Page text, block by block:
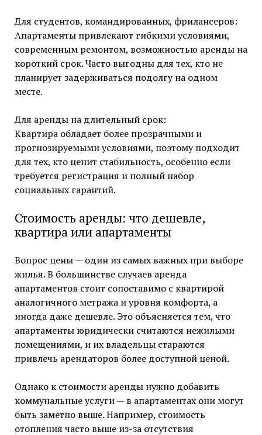
Для студентов, командированных, фрилансеров:
Апартаменты привлекают гибкими условиями,
современным ремонтом, возможностью аренды на
короткий срок. Часто выгодны для тех, кто не
планирует задерживаться подолгу на одном
месте.
Для аренды на длительный срок:
Квартира обладает более прозрачными и
прогнозируемыми условиями, поэтому подходит
для тех, кто ценит стабильность, особенно если
требуется регистрация и полный набор
социальных гарантий.
Стоимость аренды: что дешевле,
квартира или апартаменты
Вопрос цены — один из самых важных при выборе
жилья. В большинстве случаев аренда
апартаментов стоит сопоставимо с квартирой
аналогичного метража и уровня комфорта, а
иногда даже дешевле. Это объясняется тем, что
апартаменты юридически считаются нежилыми
помещениями, и их владельцы стараются
привлечь арендаторов более доступной ценой.
Однако к стоимости аренды нужно добавить
коммунальные услуги — в апартаментах они могут
быть заметно выше. Например, стоимость
отопления часто выше из-за отсутствия